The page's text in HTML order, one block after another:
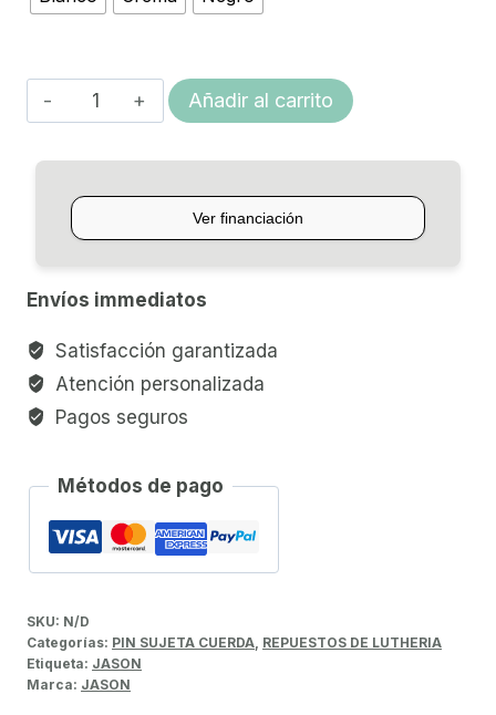
PIN
SUJETA
cantidad
Añadir al carrito
Envíos immediatos
Satisfacción garantizada
Atención personalizada
Pagos seguros
Métodos de pago
SKU: N/D
Categorías: PIN SUJETA CUERDA REPUESTOS DE LUTHERIA
Etiqueta: JASON
Marca: JASON